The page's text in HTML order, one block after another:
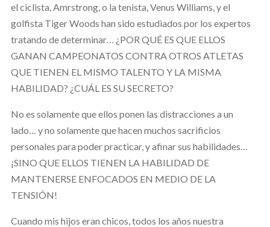
el ciclista, Amrstrong, o la tenista, Venus Williams, y el
golfista Tiger Woods han sido estudiados por los expertos
tratando de determinar… ¿POR QUÉ ES QUE ELLOS
GANAN CAMPEONATOS CONTRA OTROS ATLETAS
QUE TIENEN EL MISMO TALENTO Y LA MISMA
HABILIDAD? ¿CUÁL ES SU SECRETO?
No es solamente que ellos ponen las distracciones a un
lado… y no solamente que hacen muchos sacrificios
personales para poder practicar, y afinar sus habilidades…
¡SINO QUE ELLOS TIENEN LA HABILIDAD DE
MANTENERSE ENFOCADOS EN MEDIO DE LA
TENSIÓN!
Cuando mis hijos eran chicos, todos los años nuestra